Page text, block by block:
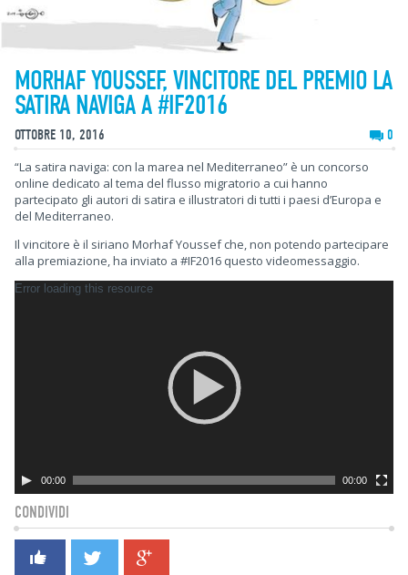
MORHAF YOUSSEF, VINCITORE DEL PREMIO LA
SATIRA NAVIGA A #IF2016
OTTOBRE 10, 2016
0
“La satira naviga: con la marea nel Mediterraneo” è un concorso
online dedicato al tema del flusso migratorio a cui hanno
partecipato gli autori di satira e illustratori di tutti i paesi d’Europa e
del Mediterraneo.
Il vincitore è il siriano Morhaf Youssef che, non potendo partecipare
alla premiazione, ha inviato a #IF2016 questo videomessaggio.
Error loading this resource
00:00 00:00
CONDIVIDI